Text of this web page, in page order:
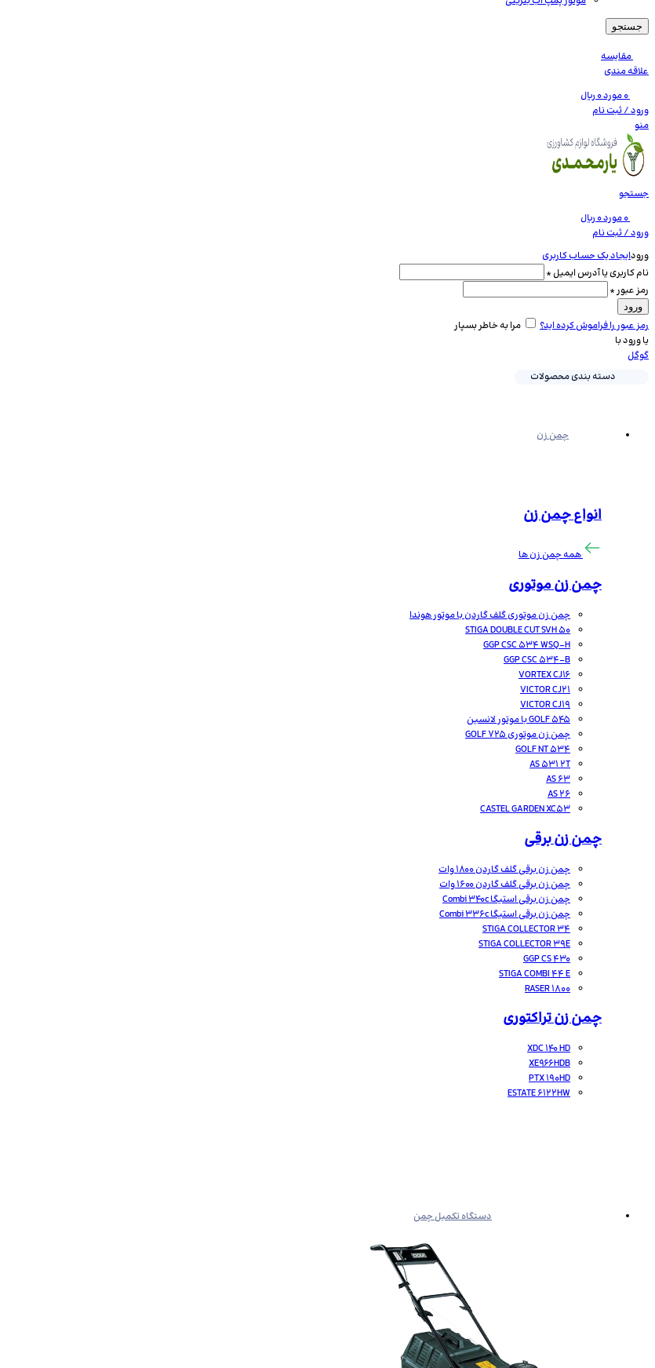
جستجو
مقايسه
علاقه مندی
0مورد0ریال
ورود / ثبت نام
منو
جستجو
0مورد0ریال
ورود / ثبت نام
ورودایجاد یک حساب کاربری
نام کاربری یا آدرس ایمیل *
رمز عبور*
ورود
رمز عبور را فراموش کرده اید؟
مرا به خاطر بسپار
یا ورود با
گوگل
دسته بندی محصولات
چمن زن
انواع چمن زن
همه چمن زن ها
چمن زن موتوری
چمن زن موتوری گلف گاردن با موتور هوندا
STIGA DOUBLE CUT SVH 50
GGP CSC 534 WSQ-H
GGP CSC 534-B
VORTEX CJ16
VICTOR CJ21
VICTOR CJ19
GOLF 545 با موتور لانسین
چمن زن موتوری GOLF 725
GOLF NT 534
AS 531 2T
AS 63
AS 26
CASTEL GARDEN XC53
چمن زن برقی
چمن زن برقی گلف گاردن 1800 وات
چمن زن برقی گلف گاردن 1600 وات
چمن زن برقی استیگا Combi 340c
چمن زن برقی استیگا Combi 336c
STIGA COLLECTOR 34
STIGA COLLECTOR 39E
GGP CS 430
STIGA COMBI 44 E
RASER 1800
چمن زن تراکتوری
XDC 140 HD
XE966HDB
PTX 190HD
ESTATE 6122HW
دستگاه تکمیل چمن